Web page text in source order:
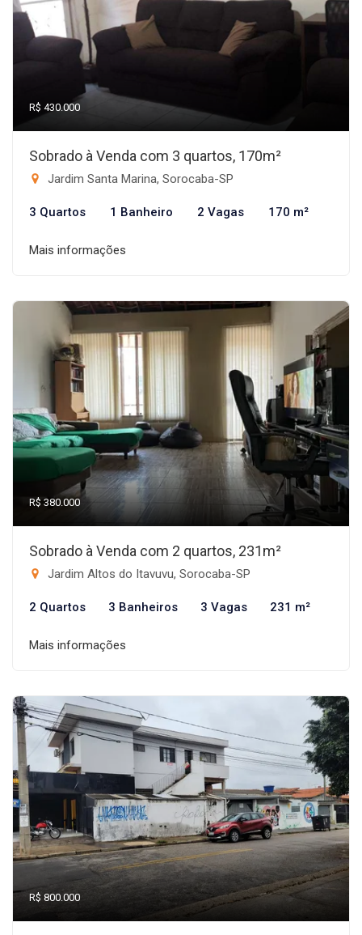
R$ 430.000
Sobrado à Venda com 3 quartos, 170m²
Jardim Santa Marina, Sorocaba-SP
3 Quartos 1 Banheiro 2 Vagas 170 m²
Mais informações
R$ 380.000
Sobrado à Venda com 2 quartos, 231m²
Jardim Altos do Itavuvu, Sorocaba-SP
2 Quartos 3 Banheiros 3 Vagas 231 m²
Mais informações
R$ 800.000